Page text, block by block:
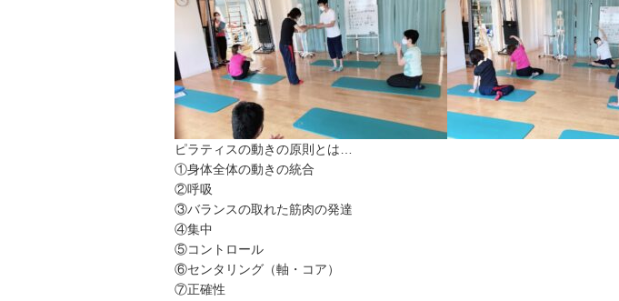
ピラティスの動きの原則とは…
①身体全体の動きの統合
②呼吸
③バランスの取れた筋肉の発達
④集中
⑤コントロール
⑥センタリング（軸・コア）
⑦正確性